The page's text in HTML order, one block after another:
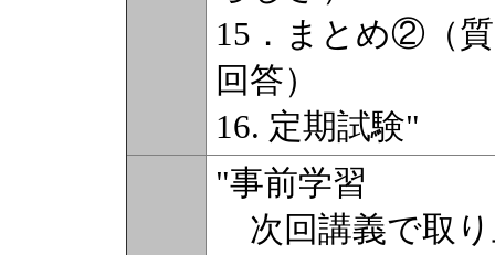
15．まとめ②（
回答）
16. 定期試験"
"事前学習
次回講義で取